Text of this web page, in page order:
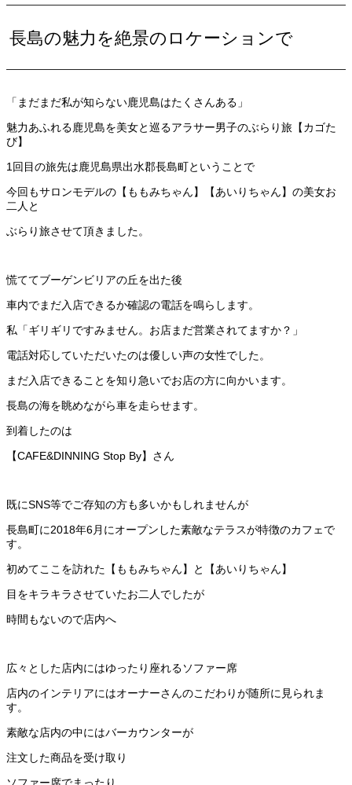
長島の魅力を絶景のロケーションで
「まだまだ私が知らない鹿児島はたくさんある」
魅力あふれる鹿児島を美女と巡るアラサー男子のぶらり旅【カゴた
び】
1回目の旅先は鹿児島県出水郡長島町ということで
今回もサロンモデルの【ももみちゃん】【あいりちゃん】の美女お
二人と
ぶらり旅させて頂きました。
慌ててブーゲンビリアの丘を出た後
車内でまだ入店できるか確認の電話を鳴らします。
私「ギリギリですみません。お店まだ営業されてますか？」
電話対応していただいたのは優しい声の女性でした。
まだ入店できることを知り急いでお店の方に向かいます。
長島の海を眺めながら車を走らせます。
到着したのは
【CAFE&DINNING Stop By】さん
既にSNS等でご存知の方も多いかもしれませんが
長島町に2018年6月にオープンした素敵なテラスが特徴のカフェで
す。
初めてここを訪れた【ももみちゃん】と【あいりちゃん】
目をキラキラさせていたお二人でしたが
時間もないので店内へ
広々とした店内にはゆったり座れるソファー席
店内のインテリアにはオーナーさんのこだわりが随所に見られま
す。
素敵な店内の中にはバーカウンターが
注文した商品を受け取り